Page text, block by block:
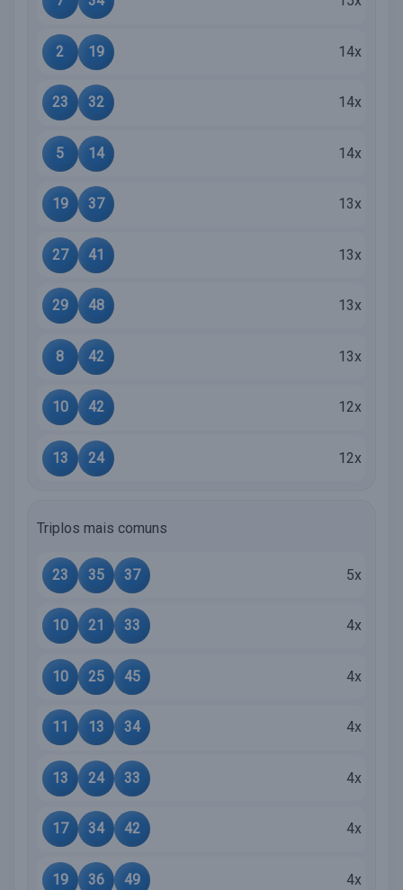
2 19 14x
23 32 14x
5 14 14x
19 37 13x
27 41 13x
29 48 13x
8 42 13x
10 42 12x
13 24 12x
Triplos mais comuns
23 35 37 5x
10 21 33 4x
10 25 45 4x
11 13 34 4x
13 24 33 4x
17 34 42 4x
19 36 49 4x